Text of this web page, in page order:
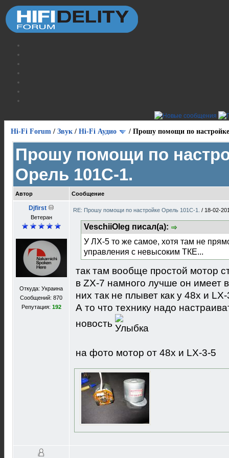
Hi-Fi Forum / Звук / Hi-Fi Аудио / Прошу помощи по
Прошу помощи по
Орель 101С-1.
Автор Сообщение
Djfirst
Ветеран
Откуда: Украина
Сообщений: 870
Репутация: 192
RE: Прошу помощи по настройке Орель 101С-1. / 18-02-
VeschiiOleg писал(а):
У ЛХ-5 то же самое, хотя там не
управления с невысоким ТКЕ...
так там вообще простой мотор
в ZX-7 намного лучше он имеет
них так не плывет как у 48х и
А то что технику надо
новость
на фото мотор от 48х и LX-3-5